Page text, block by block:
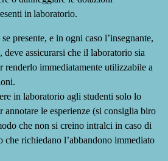
in laboratorio.
presente, e in ogni caso l’insegnante,
deve assicurarsi che il laboratorio sia
renderlo immediatamente utilizzabile a
in laboratorio agli studenti solo lo
annotare le esperienze (si consiglia biro
che non si creino intralci in caso di
che richiedano l’abbandono immediato